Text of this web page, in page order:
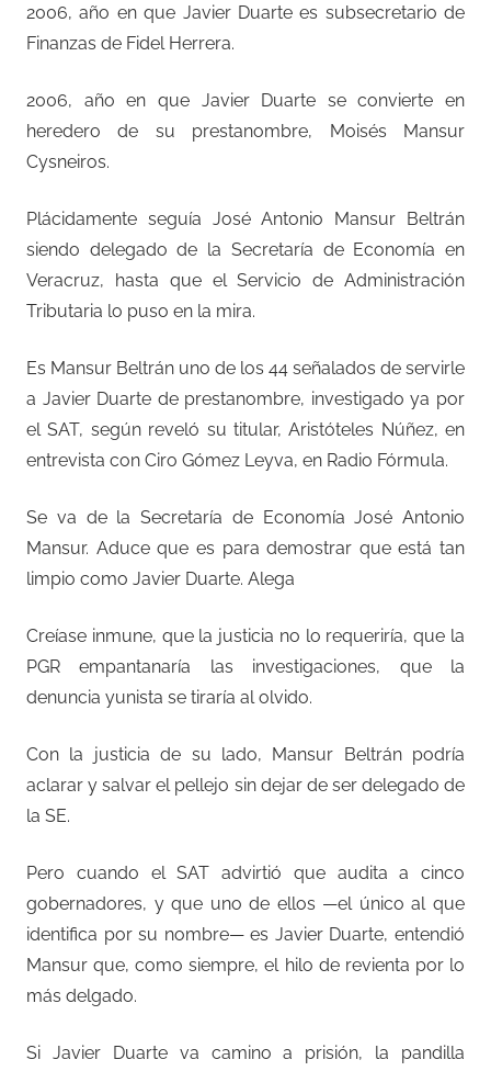
2006, año en que Javier Duarte es subsecretario de
Finanzas de Fidel Herrera.
2006, año en que Javier Duarte se convierte en
heredero de su prestanombre, Moisés Mansur
Cysneiros.
Plácidamente seguía José Antonio Mansur Beltrán
siendo delegado de la Secretaría de Economía en
Veracruz, hasta que el Servicio de Administración
Tributaria lo puso en la mira.
Es Mansur Beltrán uno de los 44 señalados de servirle
a Javier Duarte de prestanombre, investigado ya por
el SAT, según reveló su titular, Aristóteles Núñez, en
entrevista con Ciro Gómez Leyva, en Radio Fórmula.
Se va de la Secretaría de Economía José Antonio
Mansur. Aduce que es para demostrar que está tan
limpio como Javier Duarte. Alega
Creíase inmune, que la justicia no lo requeriría, que la
PGR empantanaría las investigaciones, que la
denuncia yunista se tiraría al olvido.
Con la justicia de su lado, Mansur Beltrán podría
aclarar y salvar el pellejo sin dejar de ser delegado de
la SE.
Pero cuando el SAT advirtió que audita a cinco
gobernadores, y que uno de ellos —el único al que
identifica por su nombre— es Javier Duarte, entendió
Mansur que, como siempre, el hilo de revienta por lo
más delgado.
Si Javier Duarte va camino a prisión, la pandilla